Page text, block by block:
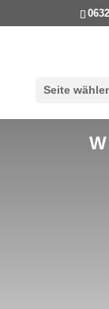
Seite